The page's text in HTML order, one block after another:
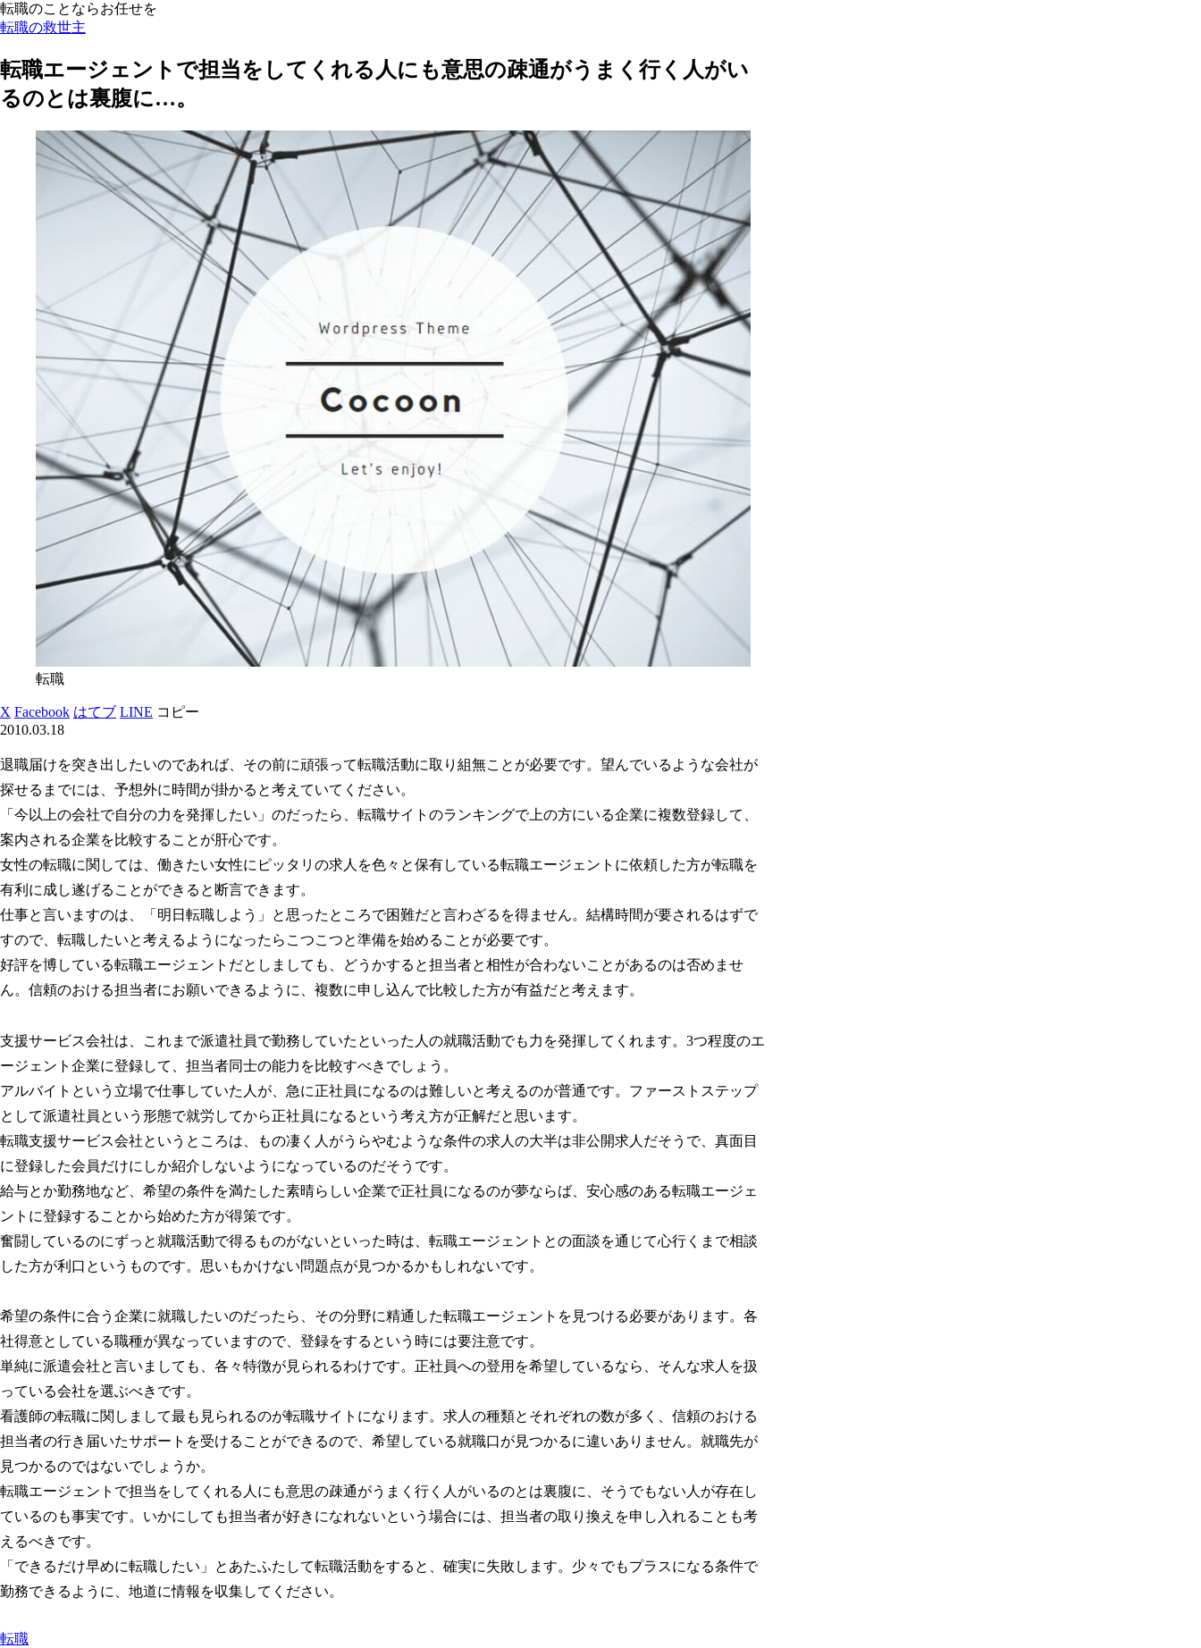
転職のことならお任せを
転職の救世主
転職エージェントで担当をしてくれる人にも意思の疎通がうまく行く人がい
るのとは裏腹に…。
転職
X Facebook はてブ LINE コピー
2010.03.18
退職届けを突き出したいのであれば、その前に頑張って転職活動に取り組無ことが必要です。望んでいるような会社が
探せるまでには、予想外に時間が掛かると考えていてください。
「今以上の会社で自分の力を発揮したい」のだったら、転職サイトのランキングで上の方にいる企業に複数登録して、
案内される企業を比較することが肝心です。
女性の転職に関しては、働きたい女性にピッタリの求人を色々と保有している転職エージェントに依頼した方が転職を
有利に成し遂げることができると断言できます。
仕事と言いますのは、「明日転職しよう」と思ったところで困難だと言わざるを得ません。結構時間が要されるはずで
すので、転職したいと考えるようになったらこつこつと準備を始めることが必要です。
好評を博している転職エージェントだとしましても、どうかすると担当者と相性が合わないことがあるのは否めませ
ん。信頼のおける担当者にお願いできるように、複数に申し込んで比較した方が有益だと考えます。
支援サービス会社は、これまで派遣社員で勤務していたといった人の就職活動でも力を発揮してくれます。3つ程度のエ
ージェント企業に登録して、担当者同士の能力を比較すべきでしょう。
アルバイトという立場で仕事していた人が、急に正社員になるのは難しいと考えるのが普通です。ファーストステップ
として派遣社員という形態で就労してから正社員になるという考え方が正解だと思います。
転職支援サービス会社というところは、もの凄く人がうらやむような条件の求人の大半は非公開求人だそうで、真面目
に登録した会員だけにしか紹介しないようになっているのだそうです。
給与とか勤務地など、希望の条件を満たした素晴らしい企業で正社員になるのが夢ならば、安心感のある転職エージェ
ントに登録することから始めた方が得策です。
奮闘しているのにずっと就職活動で得るものがないといった時は、転職エージェントとの面談を通じて心行くまで相談
した方が利口というものです。思いもかけない問題点が見つかるかもしれないです。
希望の条件に合う企業に就職したいのだったら、その分野に精通した転職エージェントを見つける必要があります。各
社得意としている職種が異なっていますので、登録をするという時には要注意です。
単純に派遣会社と言いましても、各々特徴が見られるわけです。正社員への登用を希望しているなら、そんな求人を扱
っている会社を選ぶべきです。
看護師の転職に関しまして最も見られるのが転職サイトになります。求人の種類とそれぞれの数が多く、信頼のおける
担当者の行き届いたサポートを受けることができるので、希望している就職口が見つかるに違いありません。就職先が
見つかるのではないでしょうか。
転職エージェントで担当をしてくれる人にも意思の疎通がうまく行く人がいるのとは裏腹に、そうでもない人が存在し
ているのも事実です。いかにしても担当者が好きになれないという場合には、担当者の取り換えを申し入れることも考
えるべきです。
「できるだけ早めに転職したい」とあたふたして転職活動をすると、確実に失敗します。少々でもプラスになる条件で
勤務できるように、地道に情報を収集してください。
転職